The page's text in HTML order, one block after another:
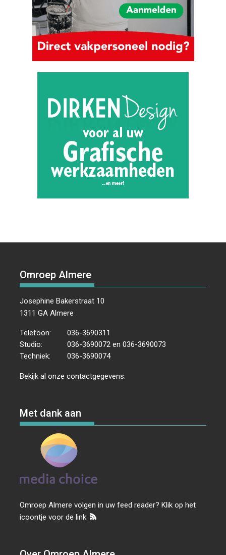
Omroep Almere
Josephine Bakerstraat 10
1311 GA Almere
Telefoon:
036-3690311
Studio:
036-3690072 en 036-3690073
Techniek:
036-3690074
Bekijk al onzecontactgegevens
Met dank aan
Omroep Almere volgen in uw feed reader? Klik op het
icoontje voor de link: